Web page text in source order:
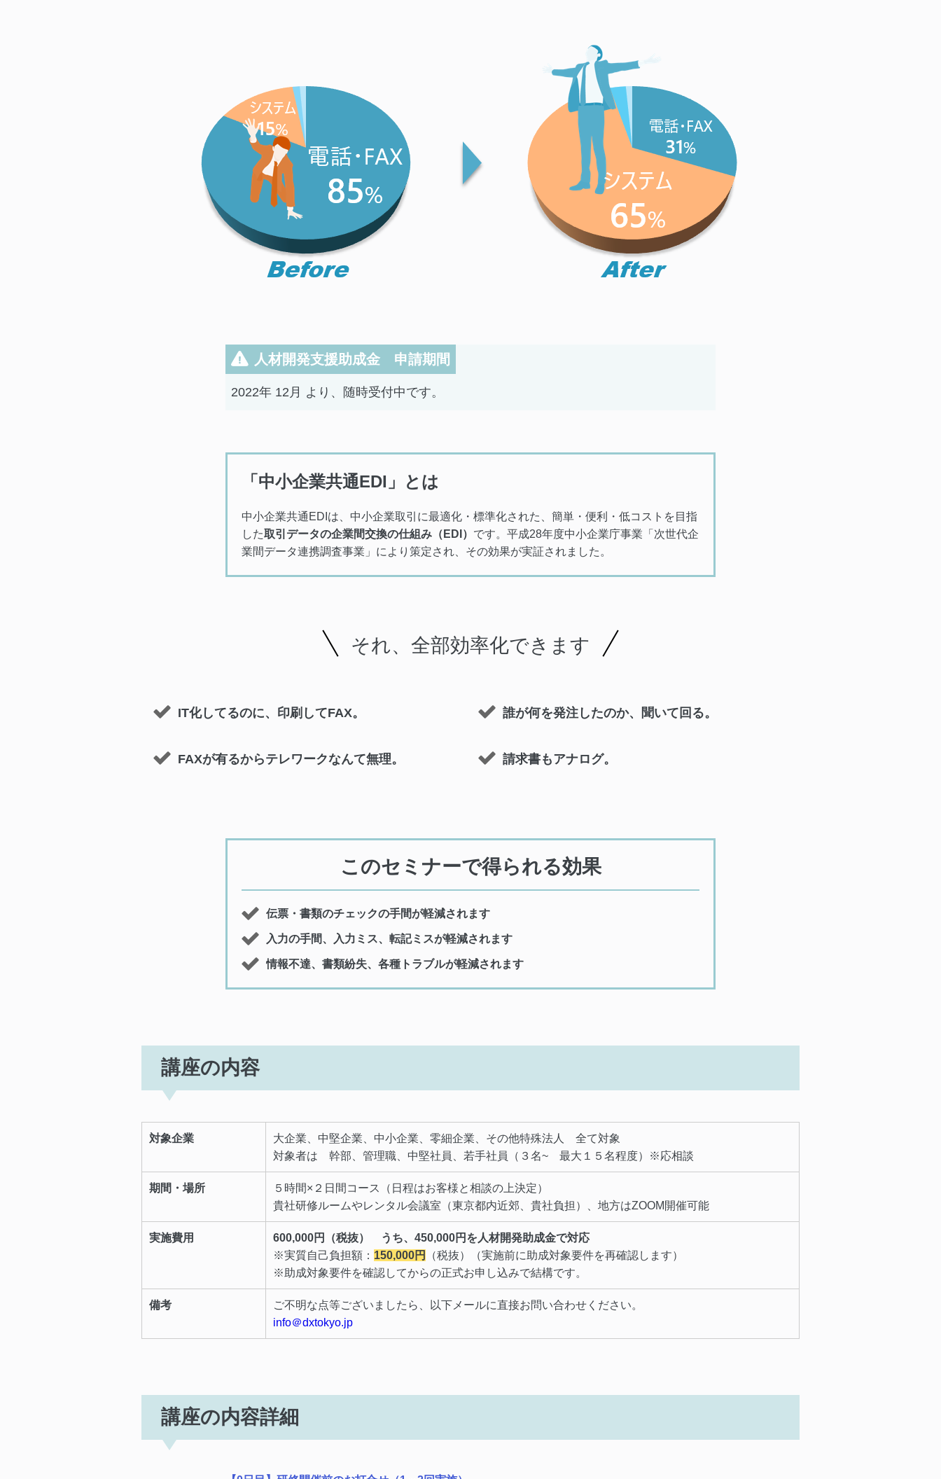
人材開発支援助成金 申請期間
2022年 12月 より、随時受付中です。
「中小企業共通EDI」とは
中小企業共通EDIは、中小企業取引に最適化・標準化された、簡単・便利・低コストを目指
した取引データの企業間交換の仕組み（EDI） です。平成28年度中小企業庁事業「次世代企
業間データ連携調査事業」により策定され、その効果が実証されました。
それ、全部効率化できます
IT化してるのに、印刷してFAX。 誰が何を発注したのか、聞いて回る。
FAXが有るからテレワークなんて無理。 請求書もアナログ。
このセミナーで得られる効果
伝票・書類のチェックの手間が軽減されます
入力の手間、入力ミス、転記ミスが軽減されます
情報不達、書類紛失、各種トラブルが軽減されます
講座の内容
対象企業
大企業、中堅企業、中小企業、零細企業、その他特殊法人 全て対象
対象者は 幹部、管理職、中堅社員、若手社員（３名~ 最大１５名程度）※応相談
期間・場所
５時間×２日間コース（日程はお客様と相談の上決定）
貴社研修ルームやレンタル会議室（東京都内近郊、貴社負担）、地方はZOOM開催可能
実施費用
600,000円（税抜） うち、450,000円を人材開発助成金で対応
※実質自己負担額： 150,000円
（税抜）（実施前に助成対象要件を再確認します）
※助成対象要件を確認してからの正式お申し込みで結構です。
備考
ご不明な点等ございましたら、以下メールに直接お問い合わせください。
info＠dxtokyo.jp
講座の内容詳細